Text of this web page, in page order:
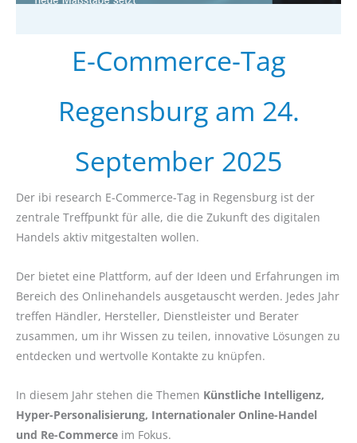
E-Commerce-Tag
Regensburg am 24.
September 2025
Der ibi research E-Commerce-Tag in Regensburg ist der
zentrale Treffpunkt für alle, die die Zukunft des digitalen
Handels aktiv mitgestalten wollen.
Der bietet eine Plattform, auf der Ideen und Erfahrungen im
Bereich des Onlinehandels ausgetauscht werden. Jedes Jahr
treffen Händler, Hersteller, Dienstleister und Berater
zusammen, um ihr Wissen zu teilen, innovative Lösungen zu
entdecken und wertvolle Kontakte zu knüpfen.
In diesem Jahr stehen die Themen Künstliche Intelligenz,
Hyper-Personalisierung, Internationaler Online-Handel
und Re-Commerce im Fokus.